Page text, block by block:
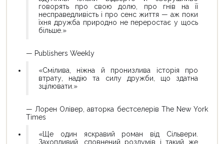
говорять про свою долю, про гнів на її
несправедливість і про сенс життя — аж поки
їхня дружба природно не переростає у щось
більше.»
— Publishers Weekly
«Смілива, ніжна й пронизлива історія про
втрату, надію та силу дружби, що здатна
зцілювати.»
— Лорен Олівер, авторка бестселерів The New York
Times
«Ще один яскравий роман від Сільвери.
Захопливий, сповнений роздумів і такий же